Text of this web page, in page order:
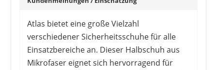
Atlas bietet eine große Vielzahl
verschiedener Sicherheitsschuhe für alle
Einsatzbereiche an. Dieser Halbschuh aus
Mikrofaser eignet sich hervorragend für